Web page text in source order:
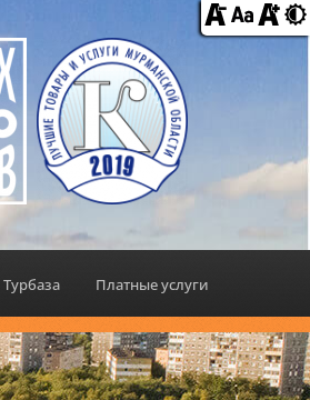
Турбаза Платные услуги